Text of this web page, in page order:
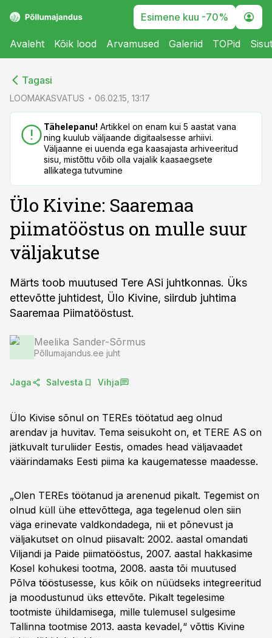
Esimene kuu -70%
Avaleht Kõik lood Arvamused Galeriid TOPid
Tagasi
LOOMAKASVATUS 06.02.15, 13:17
Tähelepanu! Artikkel on enam kui 5 aastat vana
ning kuulub väljaande digitaalsesse arhiivi.
Väljaanne ei uuenda ega kaasajasta arhiveeritud
sisu, mistõttu võib olla vajalik kaasaegsete
allikatega tutvumine
Ülo Kivine: Saaremaa
piimatööstus on mulle suur
väljakutse
Märts toob muutused Tere ASi juhtkonnas. Üks
ettevõtte juhtidest, Ülo Kivine, siirdub juhtima
Saaremaa Piimatööstust.
Meelika Sander-Sõrmus
Põllumajandus.ee juht
Jaga Salvesta Vihja
Ülo Kivise sõnul on TEREs töötatud aeg olnud
arendav ja huvitav. Tema seisukoht on, et TERE AS on
jätkuvalt turuliider Eestis, omades head väljavaadet
väärindamaks Eesti piima ka kaugematesse maadesse.
„Olen TEREs töötanud ja arenenud pikalt. Tegemist on
olnud küll ühe ettevõttega, aga tegelenud olen siin
väga erinevate valdkondadega, nii et põnevust ja
väljakutset on olnud piisavalt: 2002. aastal omandati
Viljandi ja Paide piimatööstus, 2007. aastal hakkasime
Kosel kohukesi tootma, 2008. aasta tõi muutused
Põlva tööstusesse, kus kõik on nüüdseks integreeritud
ja moodustunud üks ettevõte. Pikalt tegelesime
tootmiste ühildamisega, mille tulemusel sulgesime
Tallinna tootmise 2013. aasta kevadel,“ võttis Kivine